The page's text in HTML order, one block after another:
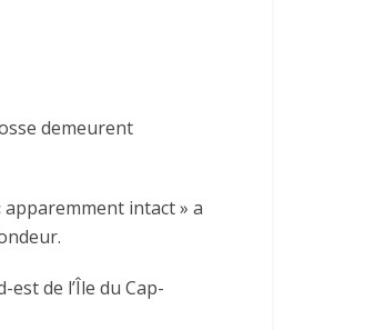
demeurent
apparemment intact » a
de l’Île du Cap-